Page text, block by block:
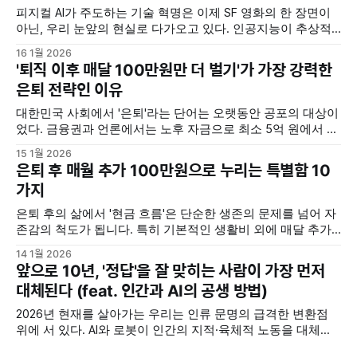
피지컬 AI가 주도하는 기술 혁명은 이제 SF 영화의 한 장면이
아닌, 우리 눈앞의 현실로 다가오고 있다. 인공지능이 추상적
연산을 넘어 '몸'을 갖게 된 '피지컬 AI'는 산업 현장에서 인간
노동의 위치를 근본적으로 뒤흔들고 있다. 샤오미가 운영하는
창핑의 '다크 팩토리'는 사람이 없어 조명과
16 1월 2026
'퇴직 이후 매달 100만원만 더 벌기'가 가장 강력한
은퇴 전략인 이유
대한민국 사회에서 '은퇴'라는 단어는 오랫동안 공포의 대상이
었다. 금융권과 언론에서는 노후 자금으로 최소 5억 원에서 10
억 원은 있어야 한다는 수치를 제시하곤 한다. 하지만 평범한
직장인이 평생을 바쳐도 달성하기 힘든 이 거대한 숫자는 오히
려 은퇴 준비에 대한 의욕을 꺾고 막연한 불안감만을 키우는
15 1월 2026
은퇴 후 매월 추가 100만원으로 누리는 특별함 10
가지
은퇴 후의 삶에서 '현금 흐름'은 단순한 생존의 문제를 넘어 자
존감의 척도가 됩니다. 특히 기본적인 생활비 외에 매달 추가
로 주어지는 100만원의 가치는 현역 시절의 몇 배에 달하는 체
감 효과를 가집니다. 이 '특별한 100만 원'이 우리의 노후를 어
떻게 풍요롭게 만드는지 10가지 항목을 통해 살펴봅니다. ‘퇴
직 이후
14 1월 2026
앞으로 10년, '정답'을 잘 맞히는 사람이 가장 먼저
대체된다 (feat. 인간과 AI의 공생 방법)
2026년 현재를 살아가는 우리는 인류 문명의 급격한 변환점
위에 서 있다. AI와 로봇이 인간의 지적·육체적 노동을 대체하